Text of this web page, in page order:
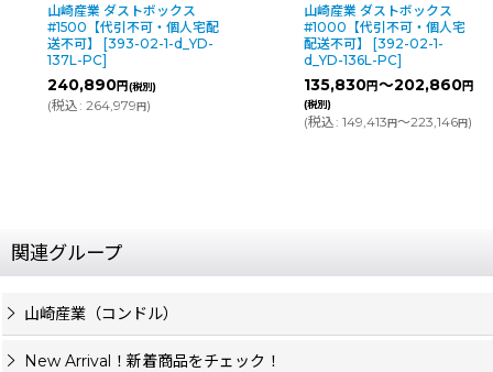
山崎産業 ダストボックス
#1500【代引不可・個人宅配
送不可】
[393-02-1-d_YD-
137L-PC]
240,890円(税別)
(税込: 264,979円)
山崎産業 ダストボックス
#1000【代引不可・個人宅
配送不可】
[392-02-1-
d_YD-136L-PC]
135,830円～202,860円
(税別)
(税込: 149,413円～223,146円)
関連グループ
山崎産業（コンドル）
New Arrival！新着商品をチェック！